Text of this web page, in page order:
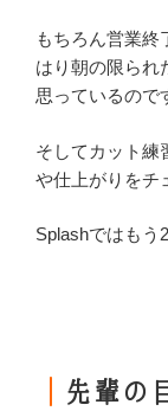
もちろん営業
はり朝の限られ
思っているので
そしてカット練
や仕上がりをチ
Splashではもう
先輩の